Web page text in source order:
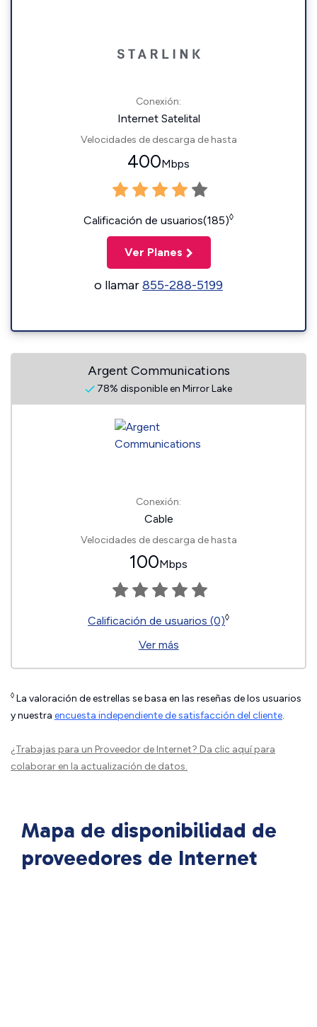
Conexión:
Internet Satelital
Velocidades de descarga de hasta
400Mbps
Calificación de usuarios(185)◊
Ver Planes
o llamar855-288-5199
Argent Communications
78% disponible en Mirror Lake
Conexión:
Cable
Velocidades de descarga de hasta
100Mbps
Calificación de usuarios (0)◊
Ver más
◊ La valoración de estrellas se basa en las reseñas de los usuarios
y nuestra encuesta independiente de satisfacción del cliente.
¿Trabajas para un Proveedor de Internet? Da clic aquípara
colaborar en la actualización de datos.
Mapa de disponibilidad de
proveedores de Internet